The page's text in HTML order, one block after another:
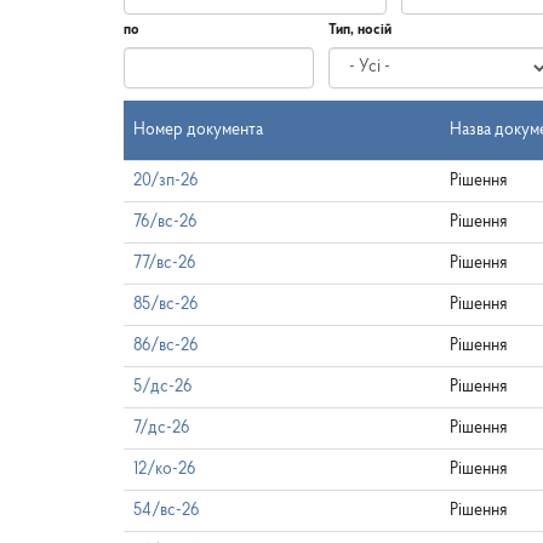
по
Дата
по
Тип, носій
Номер документа Назва
20/зп-26 Рішення
76/вс-26 Рішення
77/вс-26 Рішення
85/вс-26 Рішення
86/вс-26 Рішення
5/дс-26 Рішення
7/дс-26 Рішення
12/ко-26 Рішення
54/вс-26 Рішення